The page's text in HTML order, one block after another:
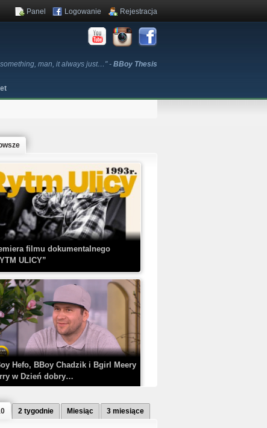
man, it always just…" - BBoy Thesis
Panel Logowanie Rejestracja
filmu dokumentalnego
ULICY”
Hefo, BBoy Chadzik i Bgirl Meery
w Dzień dobry…
2 tygodnie Miesiąc 3 miesiące